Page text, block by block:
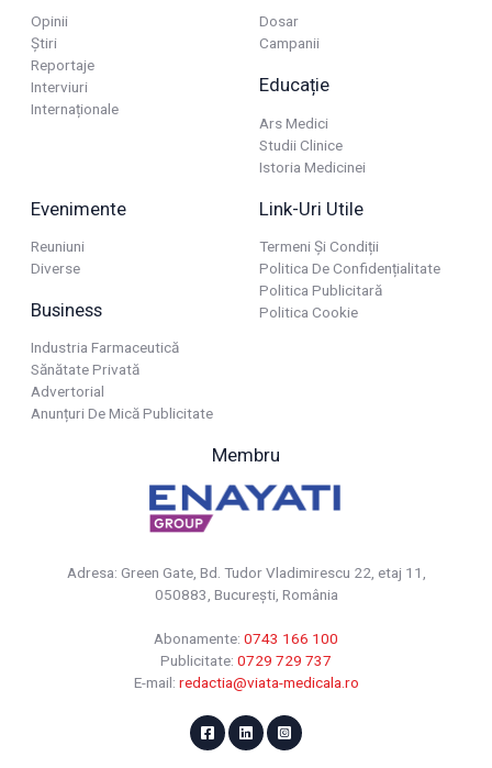
Opinii
Știri
Reportaje
Interviuri
Internaționale
Dosar
Campanii
Educație
Ars Medici
Studii Clinice
Istoria Medicinei
Evenimente
Reuniuni
Diverse
Business
Industria Farmaceutică
Sănătate Privată
Advertorial
Anunțuri De Mică Publicitate
Link-Uri Utile
Termeni Și Condiții
Politica De Confidențialitate
Politica Publicitară
Politica Cookie
Membru
Adresa: Green Gate, Bd. Tudor Vladimirescu 22, etaj 11,
050883, Bucureşti, România
Abonamente: 0743 166 100
Publicitate: 0729 729 737
E-mail: redactia@viata-medicala.ro